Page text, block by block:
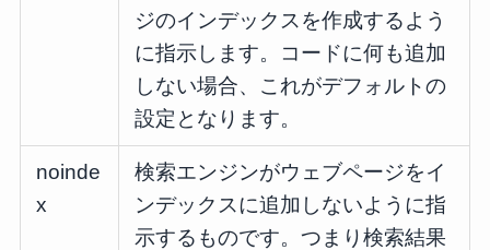
ジのインデックスを作成するよう
に指示します。コードに何も追加
しない場合、これがデフォルトの
設定となります。
noinde
x
検索エンジンがウェブページをイ
ンデックスに追加しないように指
示するものです。つまり検索結果